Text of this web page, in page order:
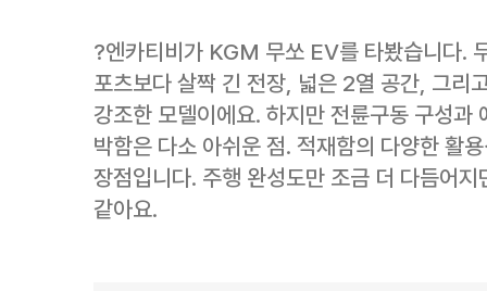
?엔카티비가 KGM 무쏘 EV를 타봤습니다.
포츠보다 살짝 긴 전장, 넓은 2열 공간, 그리
강조한 모델이에요. 하지만 전륜구동 구성과
박함은 다소 아쉬운 점. 적재함의 다양한 활
장점입니다. 주행 완성도만 조금 더 다듬어
같아요.